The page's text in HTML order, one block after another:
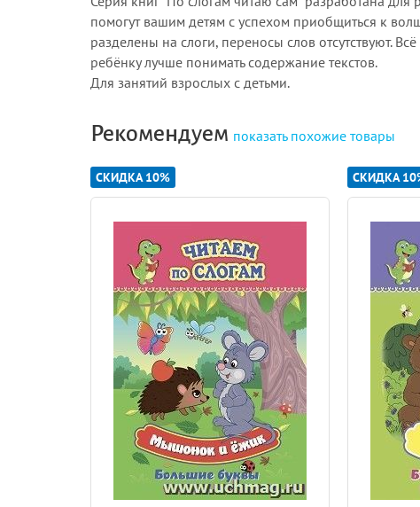
помогут вашим детям с успехом приобщиться к
разделены на слоги, переносы слов отсутствуют.
ребёнку лучше понимать содержание текстов.
Для занятий взрослых с детьми.
Рекомендуем показатьпохожие товары
СКИДКА 10% СКИДКА